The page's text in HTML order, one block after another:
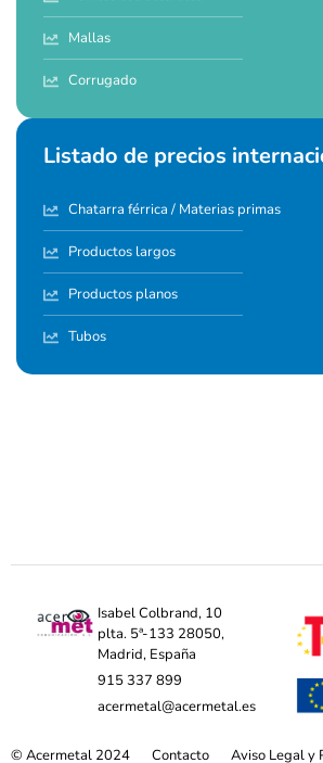
Mallas
Corrugado
Listado de precios
Chatarra férrica / Materias primas
Productos largos
Productos planos
Tubos
Isabel Colbrand, 10
plta. 5ª-133 28050,
Madrid, España
915 337 899
acermetal@acermetal.es
© Acermetal 2024 Contacto Aviso Legal y